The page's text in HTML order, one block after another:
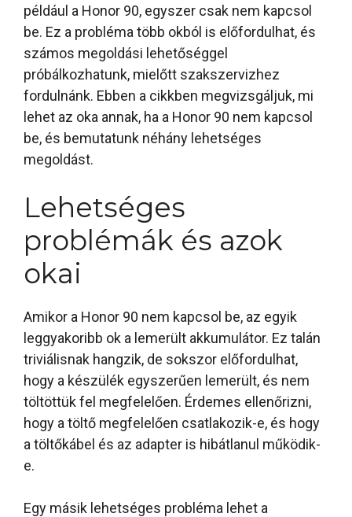
például a Honor 90, egyszer csak nem kapcsol
be. Ez a probléma több okból is előfordulhat, és
számos megoldási lehetőséggel
próbálkozhatunk, mielőtt szakszervizhez
fordulnánk. Ebben a cikkben megvizsgáljuk, mi
lehet az oka annak, ha a Honor 90 nem kapcsol
be, és bemutatunk néhány lehetséges
megoldást.
Lehetséges
problémák és azok
okai
Amikor a Honor 90 nem kapcsol be, az egyik
leggyakoribb ok a lemerült akkumulátor. Ez talán
triviálisnak hangzik, de sokszor előfordulhat,
hogy a készülék egyszerűen lemerült, és nem
töltöttük fel megfelelően. Érdemes ellenőrizni,
hogy a töltő megfelelően csatlakozik-e, és hogy
a töltőkábel és az adapter is hibátlanul működik-
e.
Egy másik lehetséges probléma lehet a